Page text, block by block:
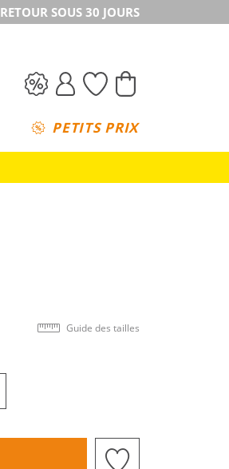
RETOUR SOUS 30 JOURS
PETITS PRIX
Guide des tailles